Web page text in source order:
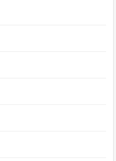
睛不大，却透着一
仿佛在思考着什么鬼
了欢声笑语。有一
打碎了。我们都吓